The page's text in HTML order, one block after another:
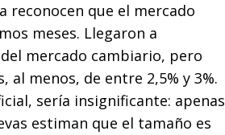
reconocen que el mercado
meses. Llegaron a
mercado cambiario, pero
al menos, de entre 2,5% y 3%.
sería insignificante: apenas
estiman que el tamaño es